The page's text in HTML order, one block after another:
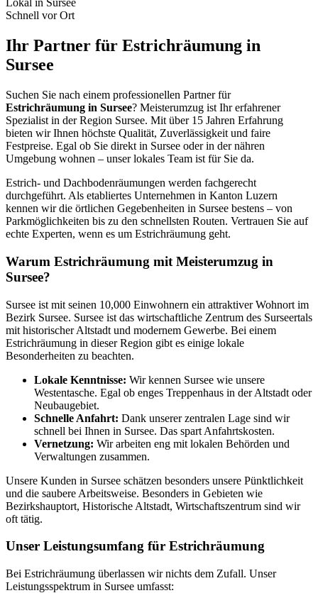
Lokal in Sursee
Schnell vor Ort
Ihr Partner für Estrichräumung in
Sursee
Suchen Sie nach einem professionellen Partner für
Estrichräumung in Sursee? Meisterumzug ist Ihr erfahrener
Spezialist in der Region Sursee. Mit über 15 Jahren Erfahrung
bieten wir Ihnen höchste Qualität, Zuverlässigkeit und faire
Festpreise. Egal ob Sie direkt in Sursee oder in der nähren
Umgebung wohnen – unser lokales Team ist für Sie da.
Estrich- und Dachbodenräumungen werden fachgerecht
durchgeführt. Als etabliertes Unternehmen in Kanton Luzern
kennen wir die örtlichen Gegebenheiten in Sursee bestens – von
Parkmöglichkeiten bis zu den schnellsten Routen. Vertrauen Sie auf
echte Experten, wenn es um Estrichräumung geht.
Warum Estrichräumung mit Meisterumzug in
Sursee?
Sursee ist mit seinen 10,000 Einwohnern ein attraktiver Wohnort im
Bezirk Sursee. Sursee ist das wirtschaftliche Zentrum des Surseertals
mit historischer Altstadt und modernem Gewerbe. Bei einem
Estrichräumung in dieser Region gibt es einige lokale
Besonderheiten zu beachten.
Lokale Kenntnisse: Wir kennen Sursee wie unsere
Westentasche. Egal ob enges Treppenhaus in der Altstadt oder
Neubaugebiet.
Schnelle Anfahrt: Dank unserer zentralen Lage sind wir
schnell bei Ihnen in Sursee. Das spart Anfahrtskosten.
Vernetzung: Wir arbeiten eng mit lokalen Behörden und
Verwaltungen zusammen.
Unsere Kunden in Sursee schätzen besonders unsere Pünktlichkeit
und die saubere Arbeitsweise. Besonders in Gebieten wie
Bezirkshauptort, Historische Altstadt, Wirtschaftszentrum sind wir
oft tätig.
Unser Leistungsumfang für Estrichräumung
Bei Estrichräumung überlassen wir nichts dem Zufall. Unser
Leistungsspektrum in Sursee umfasst: